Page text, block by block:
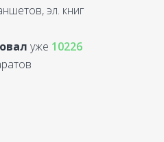
эл. книг
уже 10226